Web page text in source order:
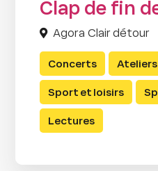
Clap de fin
Agora Clair détour
Concerts
Sport et loisirs
Lectures